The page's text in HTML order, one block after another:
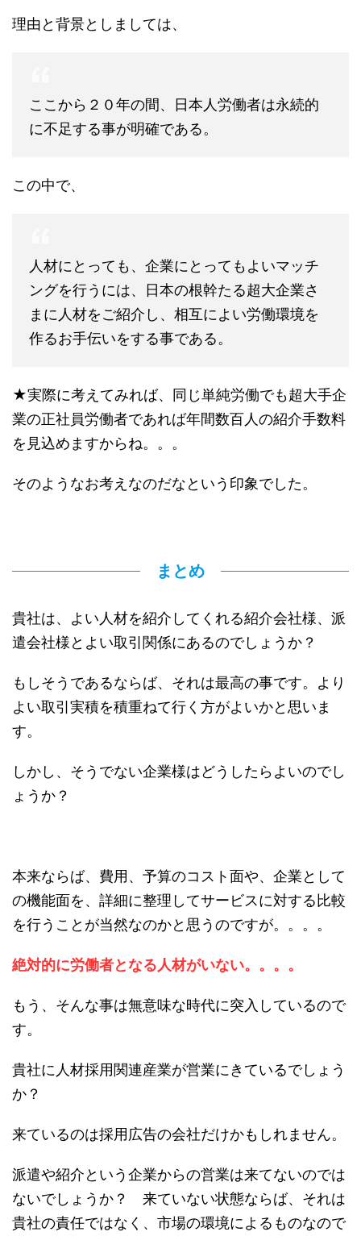
理由と背景としましては、
ここから２０年の間、日本人労働者は永続的
に不足する事が明確である。
この中で、
人材にとっても、企業にとってもよいマッチ
ングを行うには、日本の根幹たる超大企業さ
まに人材をご紹介し、相互によい労働環境を
作るお手伝いをする事である。
★実際に考えてみれば、同じ単純労働でも超大手企
業の正社員労働者であれば年間数百人の紹介手数料
を見込めますからね。。。
そのようなお考えなのだなという印象でした。
まとめ
貴社は、よい人材を紹介してくれる紹介会社様、派
遣会社様とよい取引関係にあるのでしょうか？
もしそうであるならば、それは最高の事です。より
よい取引実積を積重ねて行く方がよいかと思いま
す。
しかし、そうでない企業様はどうしたらよいのでし
ょうか？
本来ならば、費用、予算のコスト面や、企業として
の機能面を、詳細に整理してサービスに対する比較
を行うことが当然なのかと思うのですが。。。。
絶対的に労働者となる人材がいない。。。。
もう、そんな事は無意味な時代に突入しているので
す。
貴社に人材採用関連産業が営業にきているでしょう
か？
来ているのは採用広告の会社だけかもしれません。
派遣や紹介という企業からの営業は来てないのでは
ないでしょうか？ 来ていない状態ならば、それは
貴社の責任ではなく、市場の環境によるものなので